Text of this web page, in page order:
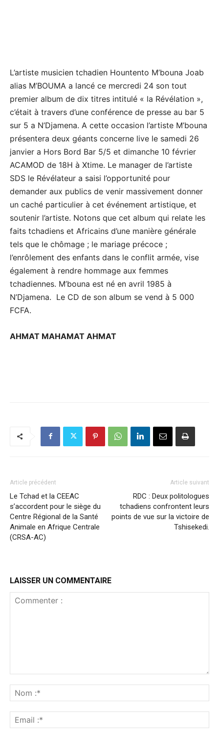
L’artiste musicien tchadien Hountento M’bouna Joab
alias M’BOUMA a lancé ce mercredi 24 son tout
premier album de dix titres intitulé « la Révélation »,
c’était à travers d’une conférence de presse au bar 5
sur 5 a N’Djamena. A cette occasion l’artiste M’bouna
présentera deux géants concerne live le samedi 26
janvier a Hors Bord Bar 5/5 et dimanche 10 février
ACAMOD de 18H à Xtime. Le manager de l’artiste
SDS le Révélateur a saisi l’opportunité pour
demander aux publics de venir massivement donner
un caché particulier à cet événement artistique, et
soutenir l’artiste. Notons que cet album qui relate les
faits tchadiens et Africains d’une manière générale
tels que le chômage ; le mariage précoce ;
l’enrôlement des enfants dans le conflit armée, vise
également à rendre hommage aux femmes
tchadiennes. M’bouna est né en avril 1985 à
N’Djamena. Le CD de son album se vend à 5 000
FCFA.
AHMAT MAHAMAT AHMAT
Article précédent
Le Tchad et la CEEAC
s’accordent pour le siège du
Centre Régional de la Santé
Animale en Afrique Centrale
(CRSA-AC)
Article suivant
RDC : Deux politologues
tchadiens confrontent leurs
points de vue sur la victoire de
Tshisekedi.
LAISSER UN COMMENTAIRE